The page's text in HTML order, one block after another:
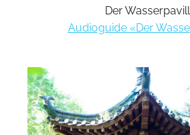
Der
Audioguide «Der